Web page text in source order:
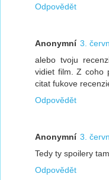
Odpovědět
Anonymní 3.
alebo tvoju
vidiet film. Z coho
citat fukove
Odpovědět
Anonymní 3.
Tedy ty spoilery
Odpovědět